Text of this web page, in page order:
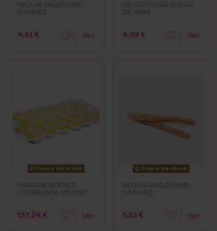
NEULAS PAQ25 UNID
C40 PAQ
4,61 € Ver
NEULOTS C/24 BOLSA
DE 16UNI
4,02 € Ver
Fuera de stock
MASA DE GOFRES
CONGELADA 130 UND
157,24 € Ver
Fuera de stock
NEULAS PAQ.25 UNID.
C/40 PAQ.
5,23 € Ver